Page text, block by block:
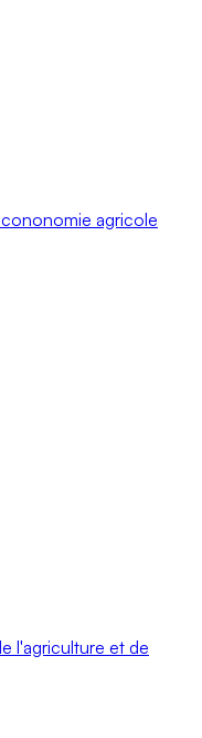
agricole
l'agriculture et de